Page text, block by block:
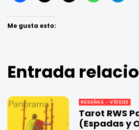
Me gusta esto:
Entrada
RESEÑAS - VÍDEOS
Tarot RWS
(Espadas y